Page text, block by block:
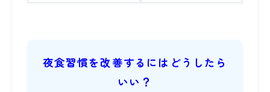
夜食習慣を改善するにはどうしたら
いい？